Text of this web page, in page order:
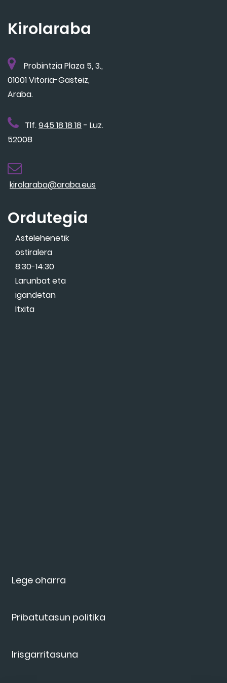
Lege oharra
Pribatutasun politika
Irisgarritasuna
Kirolaraba
Probintzia Plaza 5, 3.,
01001 Vitoria-Gasteiz,
Araba.
Tlf.945 18 18 18 - Luz.
52008
kirolaraba@araba.eus
Ordutegia
Astelehenetik
ostiralera
8:30-14:30
Larunbat eta
igandetan
Itxita